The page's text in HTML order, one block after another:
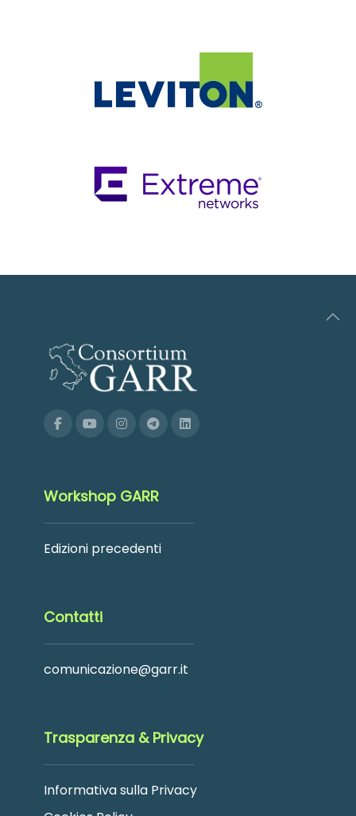
Workshop GARR
Edizioni precedenti
Contatti
comunicazione@garr.it
Trasparenza & Privacy
Informativa sulla Privacy